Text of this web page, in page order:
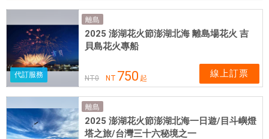
代訂服務
離島
2025 澎湖花火節澎湖北海 離島場花火 吉
貝島花火專船
NT0 NT 750 起 線上訂票
離島
2025 澎湖花火節澎湖北海一日遊/目斗嶼燈
塔之旅/台灣三十六秘境之一